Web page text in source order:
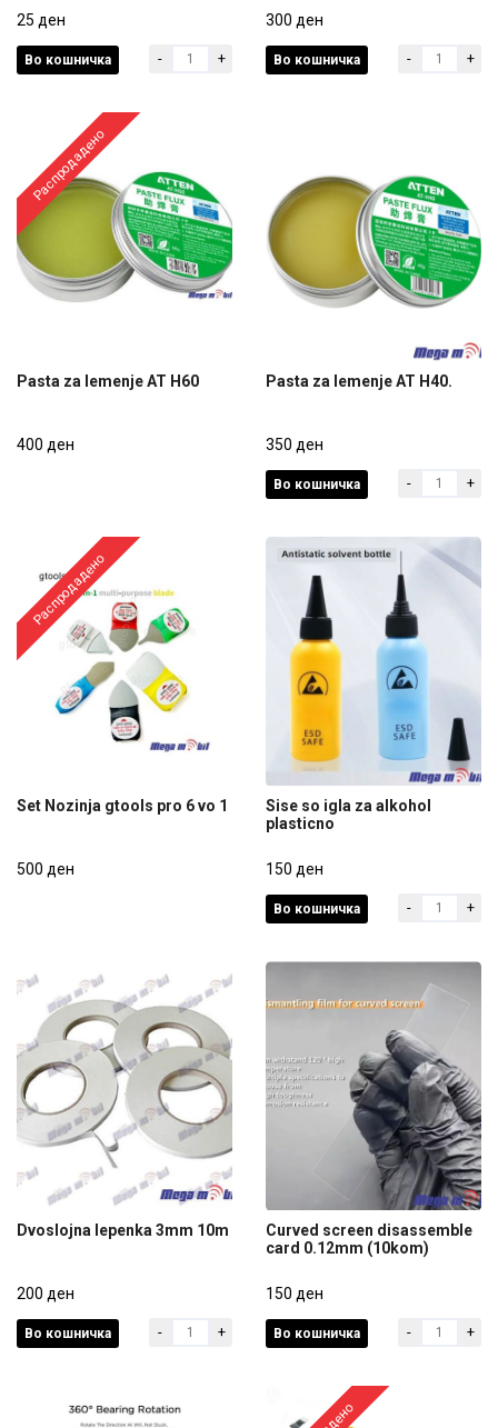
(maski)
25 ден
25 ден
Во кошничка - + 300 ден
300 ден
Во кошничка - +
Распродадено
Pasta za lemenje AT H60
400 ден
350 ден
Pasta za lemenje AT H40.
350 ден
Во кошничка - +
Распродадено
Set Nozinja gtools pro 6 vo 1
500 ден
plasticno
150 ден
Sise so igla za alkohol
plasticno
150 ден
Во кошничка - +
200 ден
Dvoslojna lepenka 3mm 10m
200 ден
Во кошничка - +
card 0.12mm (10kom)
150 ден
Curved screen disassemble
card 0.12mm (10kom)
150 ден
Во кошничка - +